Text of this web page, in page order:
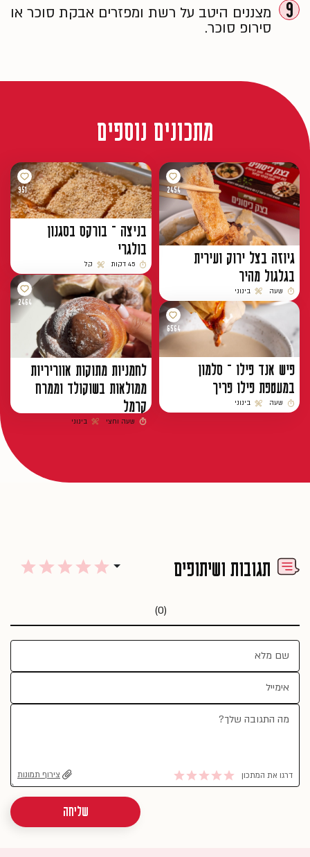
9
מצננים היטב על רשת ומפזרים אבקת סוכר או
סירופ סוכר.
מתכונים נוספים
2454
גיוזה בצל ירוק ועירית
בגלגול מהיר
זמן הכנה
שעה
רמת קושי
בינוני
951
בניצה – בורקס בסגנון
בולגרי
זמן הכנה
45 דקות
רמת קושי
קל
6564
פיש אנד פילו – סלמון
במעטפת פילו פריך
זמן הכנה
שעה
רמת קושי
בינוני
2464
לחמניות מתוקות אווריריות
ממולאות בשוקולד וממרח
קרמל
זמן הכנה
שעה וחצי
רמת קושי
בינוני
תגובות ושיתופים
(0)
דרגו את המתכון צירוף תמונות
שליחה